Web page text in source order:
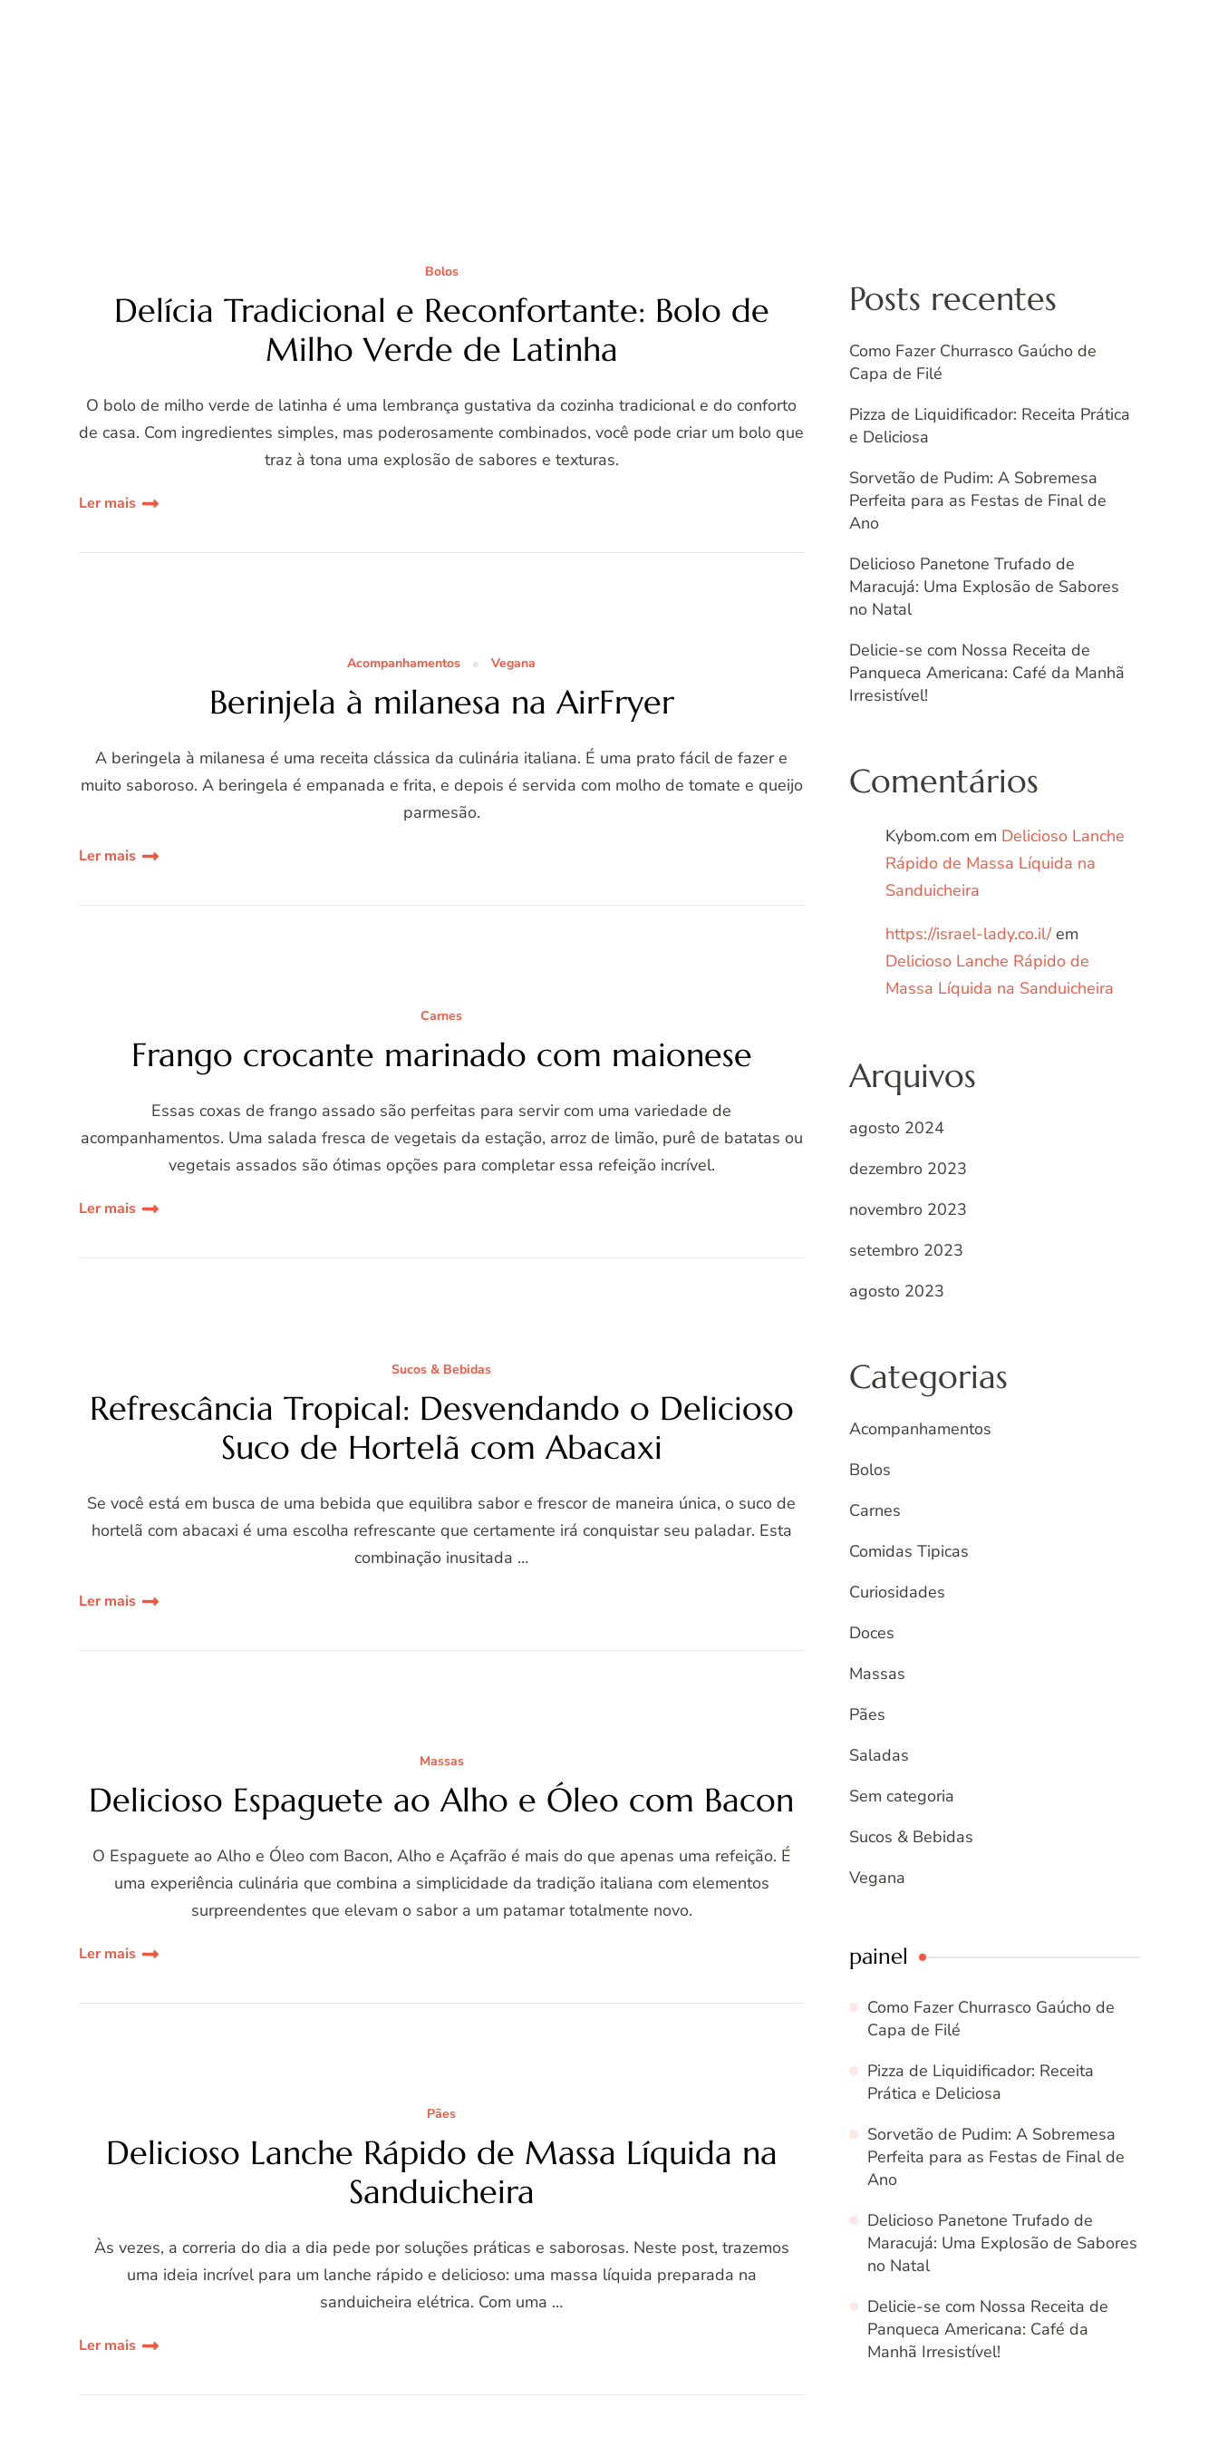
Bolos
Delícia Tradicional e Reconfortante: Bolo de
Milho Verde de Latinha
O bolo de milho verde de latinha é uma lembrança gustativa da cozinha tradicional e do conforto
de casa. Com ingredientes simples, mas poderosamente combinados, você pode criar um bolo que
traz à tona uma explosão de sabores e texturas.
Ler mais
Acompanhamentos Vegana
Berinjela à milanesa na AirFryer
A beringela à milanesa é uma receita clássica da culinária italiana. É uma prato fácil de fazer e
muito saboroso. A beringela é empanada e frita, e depois é servida com molho de tomate e queijo
parmesão.
Ler mais
Carnes
Frango crocante marinado com maionese
Essas coxas de frango assado são perfeitas para servir com uma variedade de
acompanhamentos. Uma salada fresca de vegetais da estação, arroz de limão, purê de batatas ou
vegetais assados são ótimas opções para completar essa refeição incrível.
Ler mais
Sucos & Bebidas
Refrescância Tropical: Desvendando o Delicioso
Suco de Hortelã com Abacaxi
Se você está em busca de uma bebida que equilibra sabor e frescor de maneira única, o suco de
hortelã com abacaxi é uma escolha refrescante que certamente irá conquistar seu paladar. Esta
combinação inusitada …
Ler mais
Massas
Delicioso Espaguete ao Alho e Óleo com Bacon
O Espaguete ao Alho e Óleo com Bacon, Alho e Açafrão é mais do que apenas uma refeição. É
uma experiência culinária que combina a simplicidade da tradição italiana com elementos
surpreendentes que elevam o sabor a um patamar totalmente novo.
Ler mais
Pães
Delicioso Lanche Rápido de Massa Líquida na
Sanduicheira
Às vezes, a correria do dia a dia pede por soluções práticas e saborosas. Neste post, trazemos
uma ideia incrível para um lanche rápido e delicioso: uma massa líquida preparada na
sanduicheira elétrica. Com uma …
Ler mais
Posts recentes
Como Fazer Churrasco Gaúcho de
Capa de Filé
Pizza de Liquidificador: Receita Prática
e Deliciosa
Sorvetão de Pudim: A Sobremesa
Perfeita para as Festas de Final de
Ano
Delicioso Panetone Trufado de
Maracujá: Uma Explosão de Sabores
no Natal
Delicie-se com Nossa Receita de
Panqueca Americana: Café da Manhã
Irresistível!
Comentários
Kybom.com em Delicioso Lanche
Rápido de Massa Líquida na
Sanduicheira
https://israel-lady.co.il/em
Delicioso Lanche Rápido de
Massa Líquida na Sanduicheira
Arquivos
agosto 2024
dezembro 2023
novembro 2023
setembro 2023
agosto 2023
Categorias
Acompanhamentos
Bolos
Carnes
Comidas Tipicas
Curiosidades
Doces
Massas
Pães
Saladas
Sem categoria
Sucos & Bebidas
Vegana
painel
Como Fazer Churrasco Gaúcho de
Capa de Filé
Pizza de Liquidificador: Receita
Prática e Deliciosa
Sorvetão de Pudim: A Sobremesa
Perfeita para as Festas de Final de
Ano
Delicioso Panetone Trufado de
Maracujá: Uma Explosão de Sabores
no Natal
Delicie-se com Nossa Receita de
Panqueca Americana: Café da
Manhã Irresistível!